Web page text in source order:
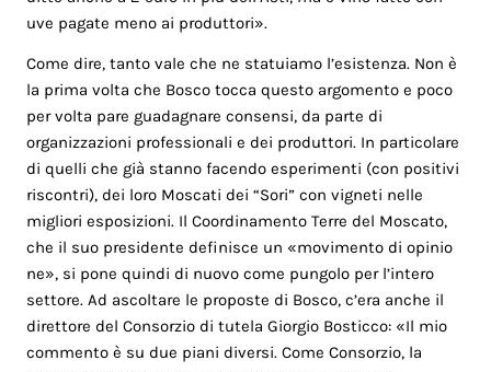
uve pagate meno ai produttori».
Come dire, tanto vale che ne statuiamo l’esistenza. Non è
la prima volta che Bosco tocca questo argomento e poco
per volta pare guadagnare consensi, da parte di
organizzazioni professionali e dei produttori. In particolare
di quelli che già stanno facendo esperimenti (con positivi
riscontri), dei loro Moscati dei “Sori” con vigneti nelle
migliori esposizioni. Il Coordinamento Terre del Moscato,
che il suo presidente definisce un «movimento di opinio
ne», si pone quindi di nuovo come pungolo per l’intero
settore. Ad ascoltare le proposte di Bosco, c’era anche il
direttore del Consorzio di tutela Giorgio Bosticco: «Il mio
commento è su due piani diversi. Come Consorzio, la